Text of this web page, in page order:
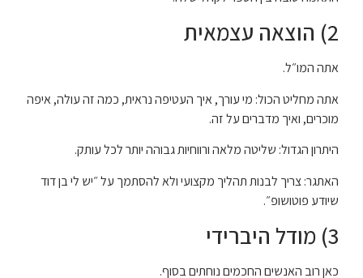
2) הוצאה עצמאית
אתה המו״ל.
אתה מחליט הכול: מי עורך, איך העטיפה נראית, כמה זה עולה, איפה
מוכרים, ואיך מדברים על זה.
היתרון הגדול: שליטה מלאה ורווחיות גבוהה יותר לכל עותק.
האתגר: צריך לבנות תהליך מקצועי ולא להסתמך על ״יש לי בן דוד
שיודע פוטושופ״.
3) מודל היברידי
כאן רוב האנשים החכמים נוחתים בסוף.